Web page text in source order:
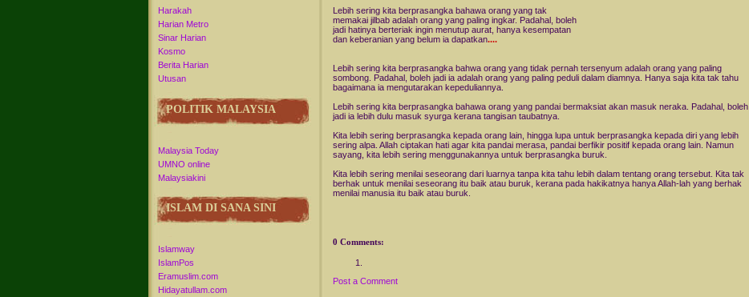
Harakah
Harian Metro
Sinar Harian
Kosmo
Berita Harian
Utusan
POLITIK MALAYSIA
Malaysia Today
UMNO online
Malaysiakini
ISLAM DI SANA SINI
Islamway
IslamPos
Eramuslim.com
Hidayatullam.com
Lebih sering kita berprasangka bahawa orang yang tak
memakai jilbab adalah orang yang paling ingkar. Padahal, boleh
jadi hatinya berteriak ingin menutup aurat, hanya kesempatan
dan keberanian yang belum ia dapatkan....
Lebih sering kita berprasangka bahwa orang yang tidak pernah tersenyum adalah orang yang paling
sombong. Padahal, boleh jadi ia adalah orang yang paling peduli dalam diamnya. Hanya saja kita tak tahu
bagaimana ia mengutarakan kepeduliannya.
Lebih sering kita berprasangka bahawa orang yang pandai bermaksiat akan masuk neraka. Padahal, boleh
jadi ia lebih dulu masuk syurga kerana tangisan taubatnya.
Kita lebih sering berprasangka kepada orang lain, hingga lupa untuk berprasangka kepada diri yang lebih
sering alpa. Allah ciptakan hati agar kita pandai merasa, pandai berfikir positif kepada orang lain. Namun
sayang, kita lebih sering menggunakannya untuk berprasangka buruk.
Kita lebih sering menilai seseorang dari luarnya tanpa kita tahu lebih dalam tentang orang tersebut. Kita tak
berhak untuk menilai seseorang itu baik atau buruk, kerana pada hakikatnya hanya Allah-lah yang berhak
menilai manusia itu baik atau buruk.
0 Comments:
Post a Comment